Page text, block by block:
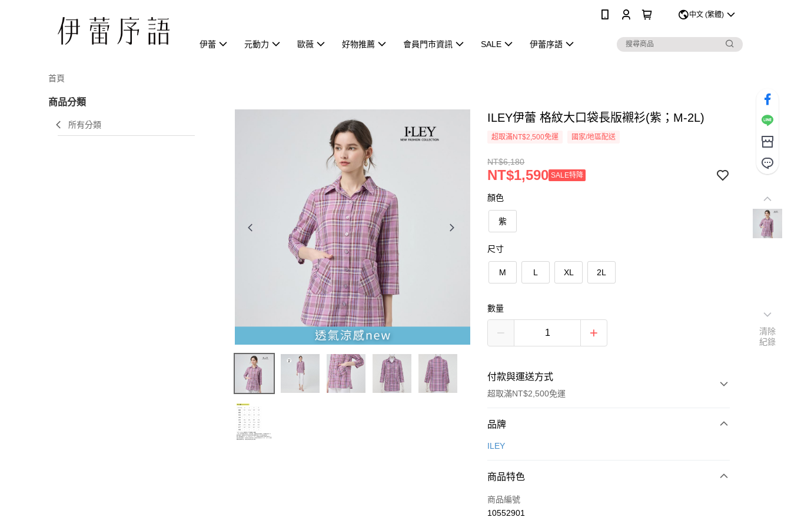
中文 (繁體)
伊蕾 元動力 歐薇 好物推薦 會員門市資訊 SALE 伊蕾序語
首頁
商品分類
所有分類
ILEY伊蕾 格紋大口袋長版襯衫(紫；M-2L)
超取滿NT$2,500免運 國家/地區配送
NT$6,180
NT$1,590 SALE特降
顏色
紫
尺寸
M L XL 2L
數量
付款與運送方式
超取滿NT$2,500免運
付款方式
信用卡一次付款
合作金庫商業銀行
華南商業銀行
超商取貨付款
品牌
ILEY
商品特色
商品編號
10552901
清除
紀錄